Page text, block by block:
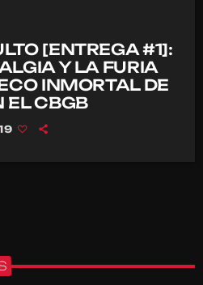
[ENTREGA #1]:
Y LA FURIA
INMORTAL DE
EL CBGB